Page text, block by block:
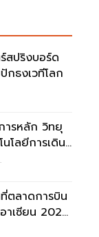
สปริงบอร์ด
กธงเวทีโลก
ารหลัก วิทยุ
โลยีการเดิน
ตลาดการบิน
เซียน 2026